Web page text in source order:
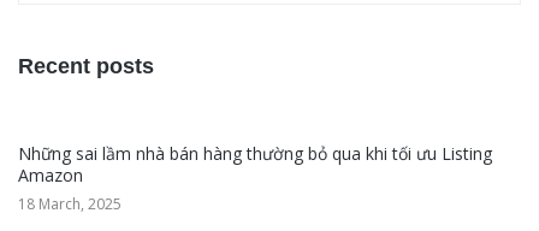
Recent posts
Những sai lầm nhà bán hàng thường bỏ qua khi tối ưu Listing
Amazon
18 March, 2025